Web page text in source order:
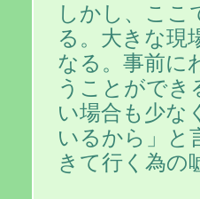
しかし、ここ
る。大きな現
なる。事前に
うことができ
い場合も少な
いるから」と
きて行く為の